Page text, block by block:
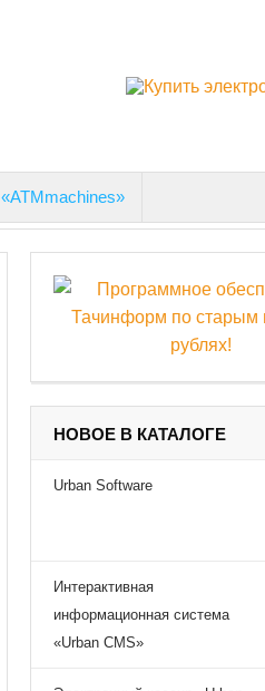
«ATMmachines»
НОВОЕ В КАТАЛОГЕ
Urban Software
Интерактивная
информационная система
«Urban CMS»